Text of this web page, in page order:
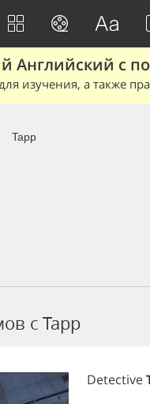
Английский с
изучения, а также
Tapp
c Tapp
Detective